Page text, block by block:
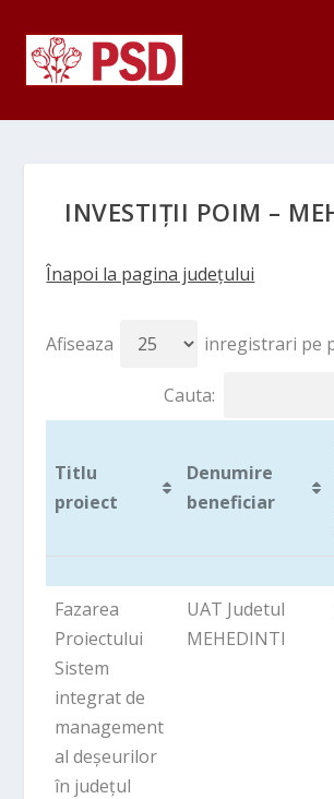
INVESTIȚII POIM –
Înapoi la pagina județului
Afiseaza inregistrari pe
Cauta:
Titlu
proiect
Denumire
beneficiar
Titlu
proiect
Denumire
beneficiar
Fazarea
Proiectului
Sistem
integrat de
management
al deșeurilor
în județul
UAT Judetul
MEHEDINTI